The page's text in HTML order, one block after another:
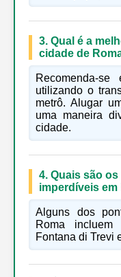
3. Qual é a
cidade de
Recomenda-
utilizando o
metrô. Alugar
uma maneira
cidade.
4. Quais são
imperdíveis em
Alguns dos
Roma
Fontana di Trevi